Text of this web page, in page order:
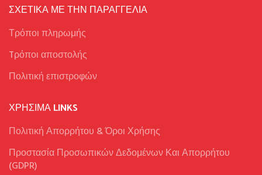
ΣΧΕΤΙΚΑ ΜΕ ΤΗΝ ΠΑΡΑΓΓΕΛΙΑ
Τρόποι πληρωμής
Tρόποι αποστολής
Πολιτική επιστροφών
ΧΡΉΣΙΜΑ LINKS
Πολιτική Απορρήτου & Όροι Χρήσης
Προστασία Προσωπικών Δεδομένων Και Απορρήτου
(GDPR)